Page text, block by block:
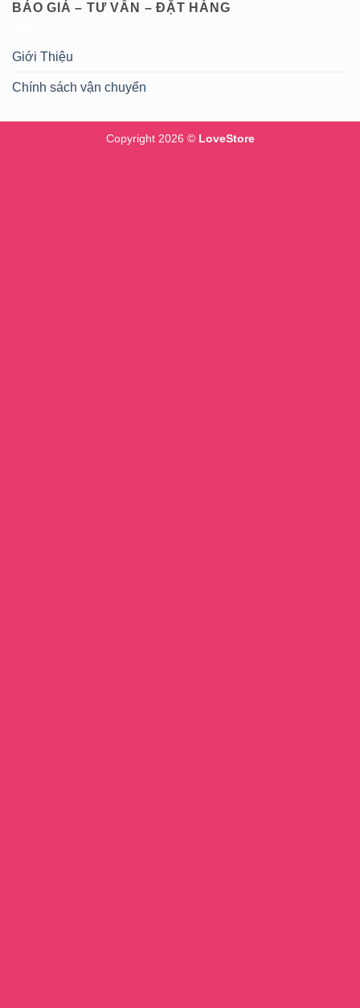
BÁO GIÁ – TƯ VẤN – ĐẶT HÀNG
Giới Thiệu
Chính sách vận chuyển
Copyright 2026 © LoveStore